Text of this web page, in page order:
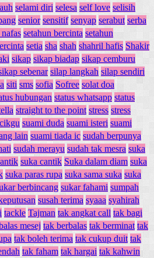
selami diri selesa self love selisih
senior sensitif senyap serabut serba
nafas setahun bercinta setahun
setia sha shah shahril hafis Shakir
sikap sikap biadap sikap cemburu
sebenar silap langkah silap sendiri
siti sms sofia Sofree solat doa
hubungan status whatsapp status
straight to the point stress stress
suami duda suami isteri suami
lain suami tiada ic sudah berpunya
sudah merayu sudah tak mesra suka
suka cantik Suka dalam diam suka
suka paras rupa suka sama suka suka
berbincang sukar fahami sumpah
susah terima syaaa syahirah
tackle Tajman tak angkat call tak bagi
mesej tak berbalas tak berminat tak
tak boleh terima tak cukup duit tak
tak faham tak hargai tak kahwin